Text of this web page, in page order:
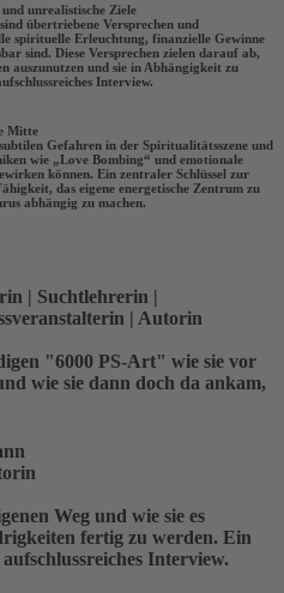
unrealistische Ziele
übertriebene Versprechen und
spirituelle Erleuchtung, finanzielle Gewinne
sind. Diese Versprechen zielen darauf ab,
auszunutzen und sie in Abhängigkeit zu
Interview.
Mitte
Gefahren in der Spiritualitätsszene und
wie „Love Bombing“ und emotionale
können. Ein zentraler Schlüssel zur
das eigene energetische Zentrum zu
abhängig zu machen.
| Suchtlehrerin |
| Autorin
"6000 PS-Art" wie sie vor
wie sie dann doch da ankam,
Weg und wie sie es
fertig zu werden. Ein
Interview.